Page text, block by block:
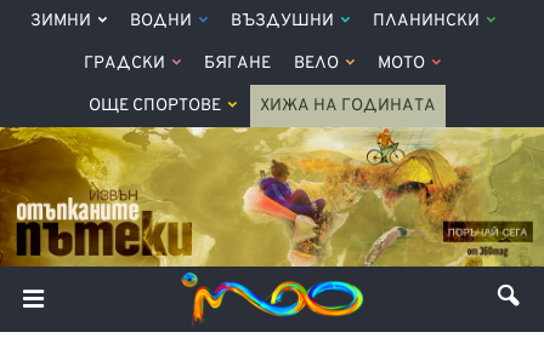
ЗИМНИ ВОДНИ ВЪЗДУШНИ ПЛАНИНСКИ
ГРАДСКИ БЯГАНЕ ВЕЛО МОТО
ОЩЕ СПОРТОВЕ ХИЖА НА ГОДИНАТА